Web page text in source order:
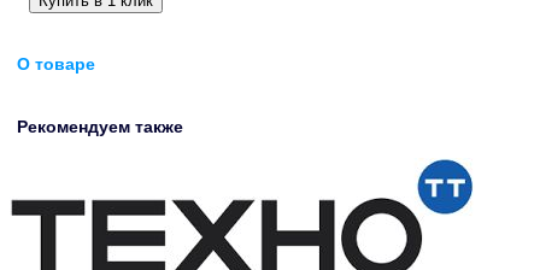
О товаре
Рекомендуем также